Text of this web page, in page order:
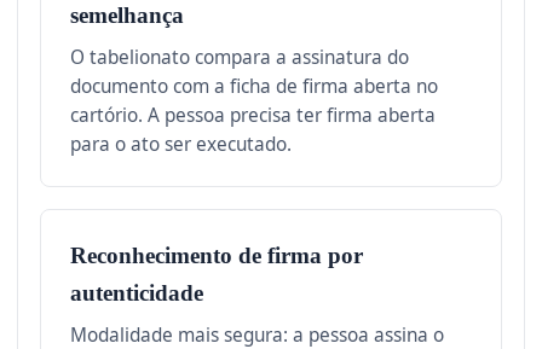
semelhança
O tabelionato compara a assinatura do
documento com a ficha de firma aberta no
cartório. A pessoa precisa ter firma aberta
para o ato ser executado.
Reconhecimento de firma por
autenticidade
Modalidade mais segura: a pessoa assina o